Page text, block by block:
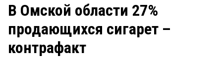
ЗАКОН
НОВОСТИ КОМПАНИЙ
Рейтинги
Блоги
В Омской области 27%
продающихся сигарет –
контрафакт